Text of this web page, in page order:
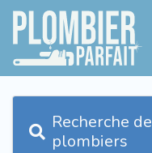
Recherche de
plombiers